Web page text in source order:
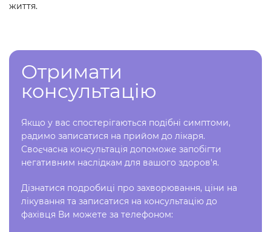
життя.
Отримати
консультацію
Якщо у вас спостерігаються подібні симптоми,
радимо записатися на прийом до лікаря.
Своєчасна консультація допоможе запобігти
негативним наслідкам для вашого здоров'я.
Дізнатися подробиці про захворювання, ціни на
лікування та записатися на консультацію до
фахівця Ви можете за телефоном: